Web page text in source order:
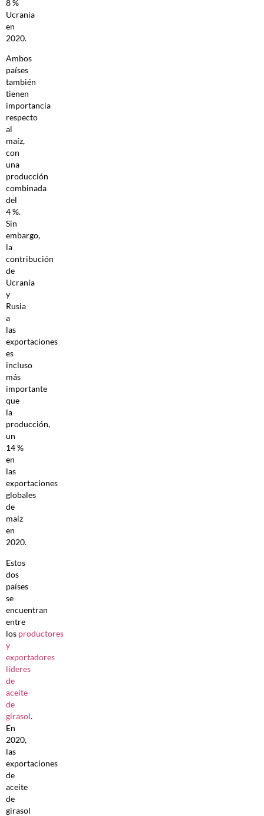
8 %
Ucrania
en
2020.
Ambos
países
también
tienen
importancia
respecto
al
maíz,
con
una
producción
combinada
del
4 %.
Sin
embargo,
la
contribución
de
Ucrania
y
Rusia
a
las
exportaciones
es
incluso
más
importante
que
la
producción,
un
14 %
en
las
exportaciones
globales
de
maíz
en
2020.
Estos
dos
países
se
encuentran
entre
los productores
y
exportadores
líderes
de
aceite
de
girasol.
En
2020,
las
exportaciones
de
aceite
de
girasol